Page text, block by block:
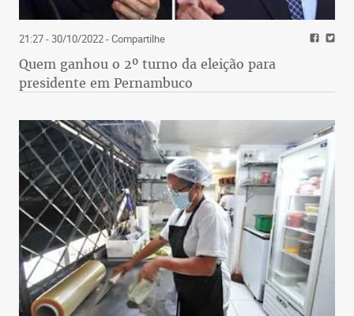
21:27 - 30/10/2022- Compartilhe
Quem ganhou o 2º turno da eleição para
presidente em Pernambuco